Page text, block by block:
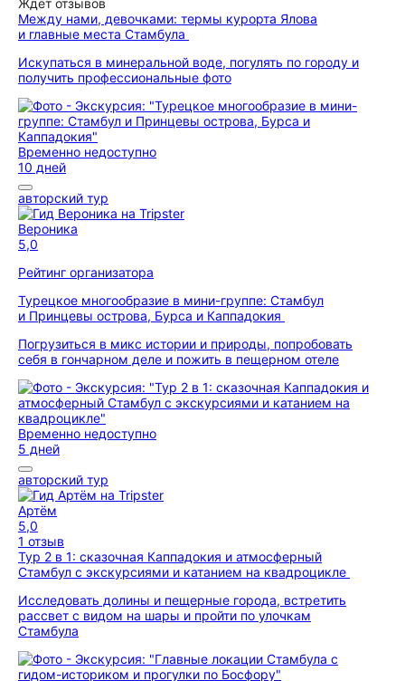
Ждёт отзывов
Между нами, девочками: термы курорта Ялова
и главные места Стамбула
Искупаться в минеральной воде, погулять по городу и
получить профессиональные фото
Временно недоступно
10 дней
авторский тур
Вероника
5,0
Рейтинг организатора
Турецкое многообразие в мини-группе: Стамбул
и Принцевы острова, Бурса и Каппадокия
Погрузиться в микс истории и природы, попробовать
себя в гончарном деле и пожить в пещерном отеле
Временно недоступно
5 дней
авторский тур
Артём
5,0
1 отзыв
Тур 2 в 1: сказочная Каппадокия и атмосферный
Стамбул с экскурсиями и катанием на квадроцикле
Исследовать долины и пещерные города, встретить
рассвет с видом на шары и пройти по улочкам
Стамбула